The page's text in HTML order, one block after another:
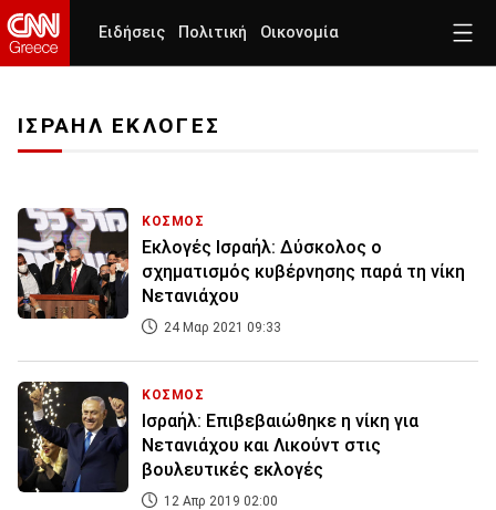
Ειδήσεις Πολιτική Οικονομία
ΙΣΡΑΗΛ ΕΚΛΟΓΕΣ
ΚΟΣΜΟΣ
Εκλογές Ισραήλ: Δύσκολος ο
σχηματισμός κυβέρνησης παρά τη νίκη
Νετανιάχου
24 Μαρ 2021 09:33
ΚΟΣΜΟΣ
Ισραήλ: Επιβεβαιώθηκε η νίκη για
Νετανιάχου και Λικούντ στις
βουλευτικές εκλογές
12 Απρ 2019 02:00